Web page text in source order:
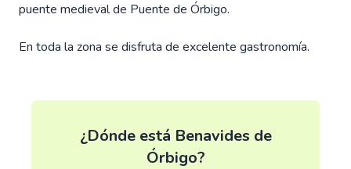
puente medieval de Puente de Órbigo.
En toda la zona se disfruta de excelente gastronomía.
¿Dónde está Benavides de
Órbigo?